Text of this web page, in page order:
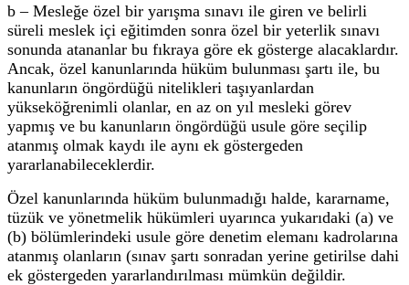
b – Mesleğe özel bir yarışma sınavı ile giren ve belirli
süreli meslek içi eğitimden sonra özel bir yeterlik sınavı
sonunda atananlar bu fıkraya göre ek gösterge alacaklardır.
Ancak, özel kanunlarında hüküm bulunması şartı ile, bu
kanunların öngördüğü nitelikleri taşıyanlardan
yükseköğrenimli olanlar, en az on yıl mesleki görev
yapmış ve bu kanunların öngördüğü usule göre seçilip
atanmış olmak kaydı ile aynı ek göstergeden
yararlanabileceklerdir.
Özel kanunlarında hüküm bulunmadığı halde, kararname,
tüzük ve yönetmelik hükümleri uyarınca yukarıdaki (a) ve
(b) bölümlerindeki usule göre denetim elemanı kadrolarına
atanmış olanların (sınav şartı sonradan yerine getirilse dahi
ek göstergeden yararlandırılması mümkün değildir.